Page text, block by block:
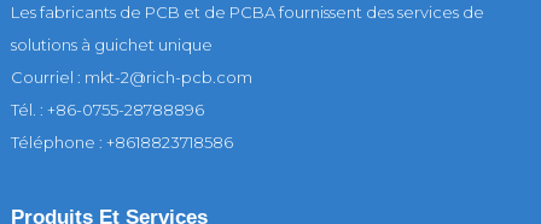
Les fabricants de PCB et de PCBA fournissent des services de
solutions à guichet unique
Courriel : mkt-2@rich-pcb.com
Tél. : +86-0755-28788896
Téléphone : +8618823718586
Produits Et Services